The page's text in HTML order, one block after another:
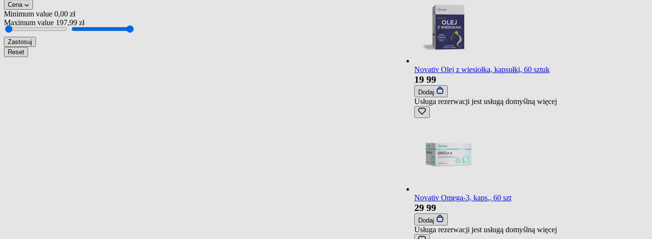
Cena
Minimum value 0,00 zł
Maximum value 197,99 zł
Zastosuj
Reset
Novativ Olej z wiesiołka, kapsułki, 60 sztuk
19 99
Dodaj
Usługa rezerwacji jest usługą domyślną więcej
Novativ Omega-3, kaps., 60 szt
29 99
Dodaj
Usługa rezerwacji jest usługą domyślną więcej